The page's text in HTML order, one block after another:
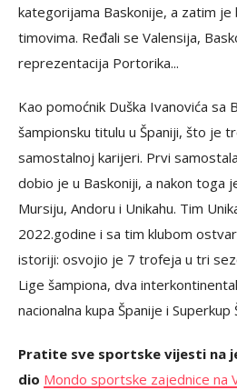
kategorijama Baskonije, a zatim je
timovima. Ređali se Valensija,
reprezentacija Portorika...
Kao pomoćnik Duška Ivanovića sa
šampionsku titulu u Španiji, što je
samostalnoj karijeri. Prvi
dobio je u Baskoniji, a nakon toga
Mursiju, Andoru i Unikahu. Tim
2022.godine i sa tim klubom
istoriji: osvojio je 7 trofeja u tri
Lige šampiona, dva
nacionalna kupa Španije i Superkup
Pratite sve sportske vijesti na
dio Mondo sportske zajednice na